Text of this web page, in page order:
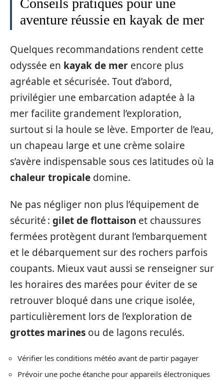
Conseils pratiques pour une
aventure réussie en kayak de mer
Quelques recommandations rendent cette
odyssée en kayak de mer encore plus
agréable et sécurisée. Tout d’abord,
privilégier une embarcation adaptée à la
mer facilite grandement l’exploration,
surtout si la houle se lève. Emporter de l’eau,
un chapeau large et une crème solaire
s’avère indispensable sous ces latitudes où la
chaleur tropicale domine.
Ne pas négliger non plus l’équipement de
sécurité : gilet de flottaison et chaussures
fermées protègent durant l’embarquement
et le débarquement sur des rochers parfois
coupants. Mieux vaut aussi se renseigner sur
les horaires des marées pour éviter de se
retrouver bloqué dans une crique isolée,
particulièrement lors de l’exploration de
grottes marines ou de lagons reculés.
Vérifier les conditions météo avant de partir pagayer
Prévoir une poche étanche pour appareils électroniques